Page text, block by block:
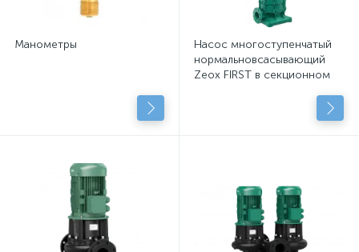
Манометры
Насос многоступенчатый
нормальновсасывающий
Zeox FIRST в секционном